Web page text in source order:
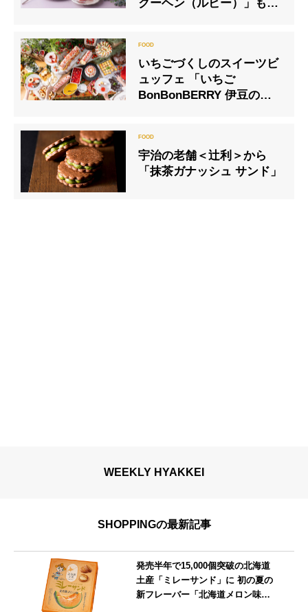
クーヘン（ルビー）」も登
レクション2021』
いちごづくしのスイーツビ
ュッフェ 「いちご
BonBonBERRY 伊豆の国
宇治の老舗＜辻利＞から
「抹茶ガナッシュ サンド」
WEEKLY HYAKKEI
SHOPPINGの最新記事
発売半年で15,000個突破の北海道
土産「ミレーサンド」に 初の夏の
新フレーバー「北海道メロン味」